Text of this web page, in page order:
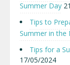
Summer Day
Tips to
Summer in the
Tips for a
17/05/2024